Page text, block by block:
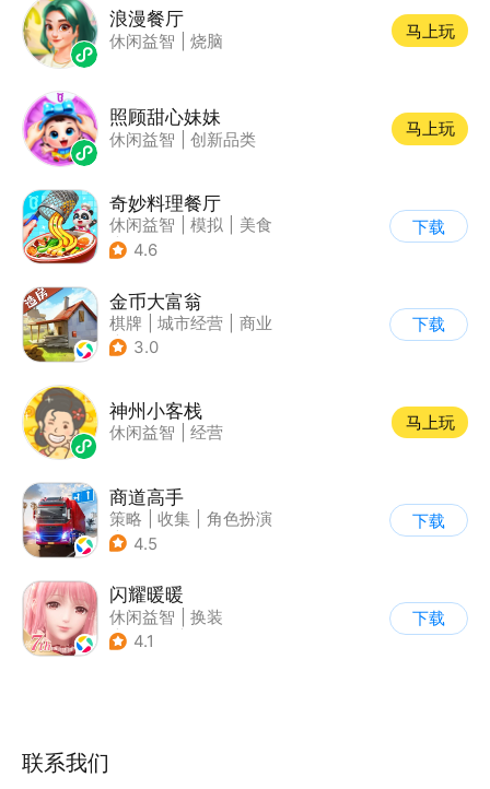
浪漫餐厅
休闲益智 烧脑
马上玩
照顾甜心妹妹
休闲益智 创新品类
马上玩
奇妙料理餐厅
休闲益智 模拟
美食
| 宝宝巴士
4.6
下载
金币大富翁
棋牌 城市经营
商业
| 脑洞
3.0
下载
神州小客栈
休闲益智 经营
马上玩
商道高手
策略 收集
角色扮演
| 模拟
4.5
下载
闪耀暖暖
休闲益智
换装
| 美少女
4.1
下载
联系我们